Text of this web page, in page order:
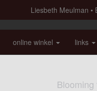
Liesbeth Meulman
online winkel links
Blooming